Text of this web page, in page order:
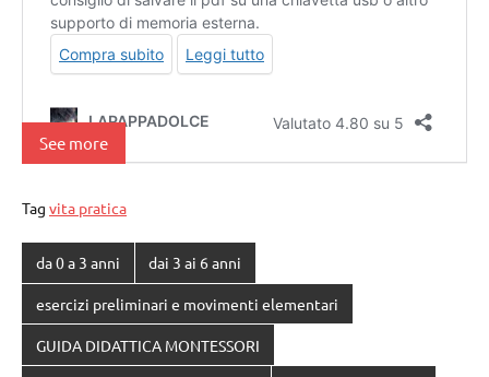
See more
Tag vita pratica
da 0 a 3 anni dai 3 ai 6 anni
esercizi preliminari e movimenti elementari
GUIDA DIDATTICA MONTESSORI